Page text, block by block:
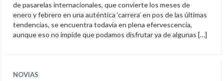
de pasarelas internacionales, que convierte los meses de
enero y febrero en una auténtica ‘carrera’ en pos de las últimas
tendencias, se encuentra todavía en plena efervescencia,
aunque eso no impide que podamos disfrutar ya de algunas […]
NOVIAS